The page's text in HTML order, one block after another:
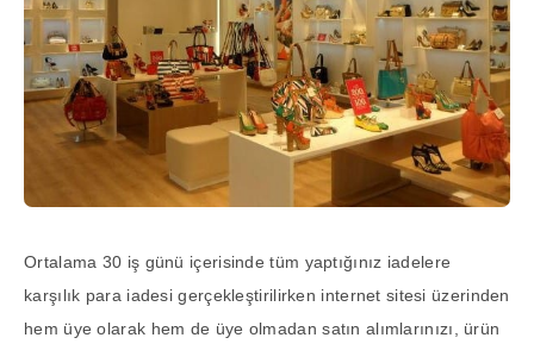
Ortalama 30 iş günü içerisinde tüm yaptığınız iadelere
karşılık para iadesi gerçekleştirilirken internet sitesi üzerinden
hem üye olarak hem de üye olmadan satın alımlarınızı, ürün